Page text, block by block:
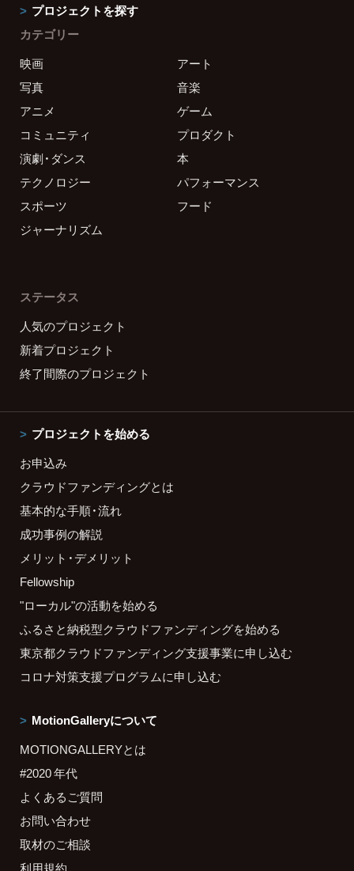
プロジェクトを探す
カテゴリー
映画
アート
写真
音楽
アニメ
ゲーム
コミュニティ
プロダクト
演劇・ダンス
本
テクノロジー
パフォーマンス
スポーツ
フード
ジャーナリズム
ステータス
人気のプロジェクト
新着プロジェクト
終了間際のプロジェクト
プロジェクトを始める
お申込み
クラウドファンディングとは
基本的な手順・流れ
成功事例の解説
メリット・デメリット
Fellowship
"ローカル"の活動を始める
ふるさと納税型クラウドファンディングを始める
東京都クラウドファンディング支援事業に申し込む
コロナ対策支援プログラムに申し込む
MotionGalleryについて
MOTIONGALLERYとは
#2020 年代
よくあるご質問
お問い合わせ
取材のご相談